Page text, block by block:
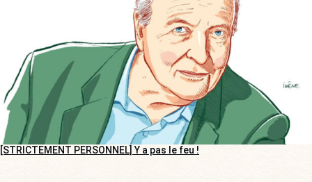
[STRICTEMENT PERSONNEL] Y a pas le feu !